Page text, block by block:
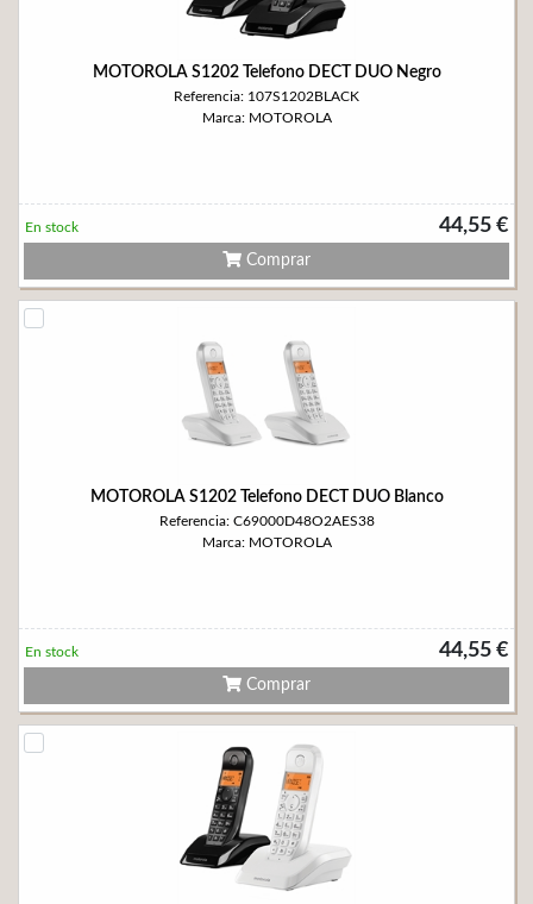
MOTOROLA S1202 Telefono DECT DUO Negro
Referencia: 107S1202BLACK
Marca: MOTOROLA
44,55 €
En stock
Comprar
MOTOROLA S1202 Telefono DECT DUO Blanco
Referencia: C69000D48O2AES38
Marca: MOTOROLA
44,55 €
En stock
Comprar